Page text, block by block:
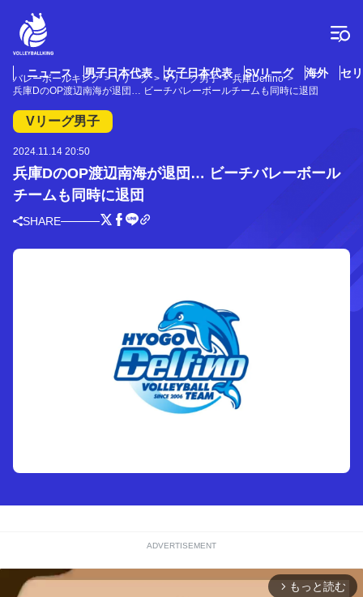
ニュース 男子日本代表 女子日本代表 SVリーグ 海外 セ
バレーボールキング Vリーグ Vリーグ男子
兵庫Delfino
兵庫DのOP渡辺南海が退団… ビーチバレーボールチームも同時に退団
Vリーグ男子
2024.11.14 20:50
兵庫DのOP渡辺南海が退団… ビーチバレーボール
チームも同時に退団
SHARE
ADVERTISEMENT
arrow_forward_ios もっと読む